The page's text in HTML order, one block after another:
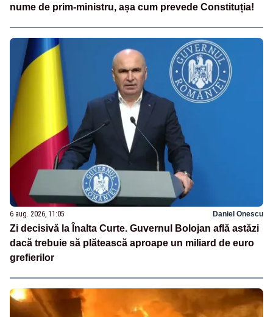
nume de prim-ministru, așa cum prevede Constituția!
6 aug. 2026, 11:05 Daniel Onescu
Zi decisivă la Înalta Curte. Guvernul Bolojan află astăzi
dacă trebuie să plătească aproape un miliard de euro
grefierilor